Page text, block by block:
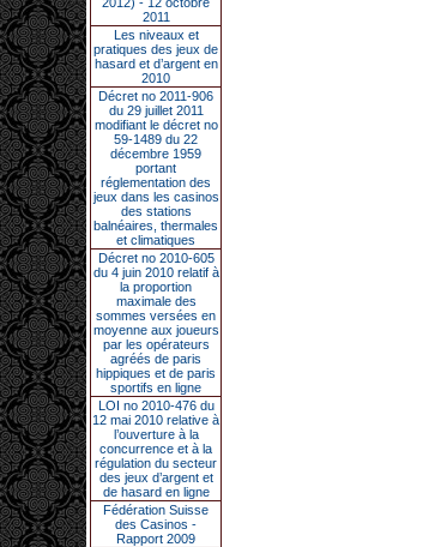
2011
Les niveaux et
pratiques des jeux de
hasard et d’argent en
2010
Décret no 2011-906
du 29 juillet 2011
modifiant le décret no
59-1489 du 22
décembre 1959
portant
réglementation des
jeux dans les casinos
des stations
balnéaires, thermales
et climatiques
Décret no 2010-605
du 4 juin 2010 relatif à
la proportion
maximale des
sommes versées en
moyenne aux joueurs
par les opérateurs
agréés de paris
hippiques et de paris
sportifs en ligne
LOI no 2010-476 du
12 mai 2010 relative à
l’ouverture à la
concurrence et à la
régulation du secteur
des jeux d’argent et
de hasard en ligne
Fédération Suisse
des Casinos -
Rapport 2009